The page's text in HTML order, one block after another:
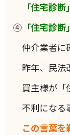
「住宅診断」
④ 「住宅診断」
仲介業者に
昨年、民法
買主様が「
不利になる
この言葉を